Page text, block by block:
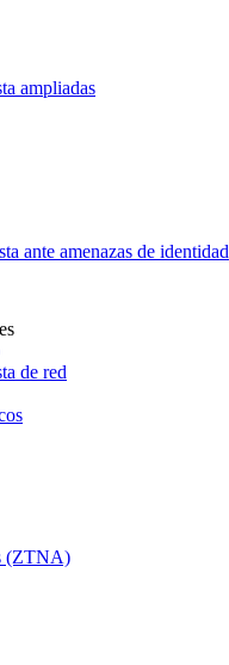
ampliadas
ante amenazas de identidad
de red
(ZTNA)